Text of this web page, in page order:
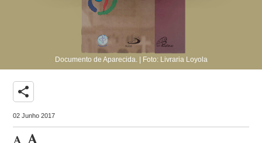
Documento de Aparecida. | Foto: Livraria Loyola
share
02 Junho 2017